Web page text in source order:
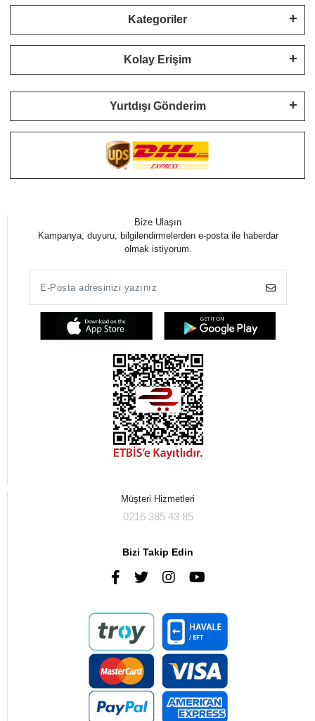
Kategoriler
Kolay Erişim
Yurtdışı Gönderim
Bize Ulaşın
Kampanya, duyuru, bilgilendirmelerden e-posta ile haberdar
olmak istiyorum.
Müşteri Hizmetleri
0216 385 43 85
Bizi Takip Edin